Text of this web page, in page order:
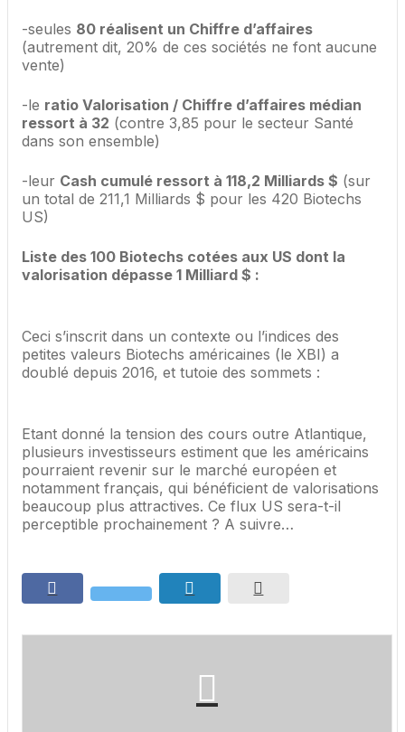
-seules 80 réalisent un Chiffre d’affaires
(autrement dit, 20% de ces sociétés ne font aucune
vente)
-le ratio Valorisation / Chiffre d’affaires médian
ressort à 32 (contre 3,85 pour le secteur Santé
dans son ensemble)
-leur Cash cumulé ressort à 118,2 Milliards $ (sur
un total de 211,1 Milliards $ pour les 420 Biotechs
US)
Liste des 100 Biotechs cotées aux US dont la
valorisation dépasse 1 Milliard $ :
Ceci s’inscrit dans un contexte ou l’indices des
petites valeurs Biotechs américaines (le XBI) a
doublé depuis 2016, et tutoie des sommets :
Etant donné la tension des cours outre Atlantique,
plusieurs investisseurs estiment que les américains
pourraient revenir sur le marché européen et
notamment français, qui bénéficient de valorisations
beaucoup plus attractives. Ce flux US sera-t-il
perceptible prochainement ? A suivre…